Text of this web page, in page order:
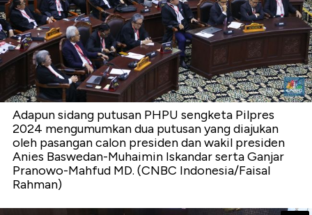
Adapun sidang putusan PHPU sengketa Pilpres
2024 mengumumkan dua putusan yang diajukan
oleh pasangan calon presiden dan wakil presiden
Anies Baswedan-Muhaimin Iskandar serta Ganjar
Pranowo-Mahfud MD. (CNBC Indonesia/Faisal
Rahman)